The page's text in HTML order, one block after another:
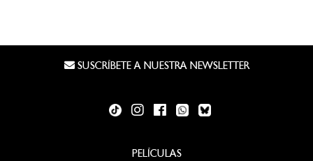
SUSCRÍBETE A NUESTRA NEWSLETTER
PELÍCULAS